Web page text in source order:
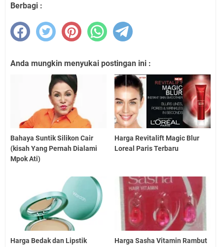
Berbagi :
Anda mungkin menyukai postingan ini :
Bahaya Suntik Silikon Cair
(kisah Yang Pernah Dialami
Mpok Ati)
Harga Revitalift Magic Blur
Loreal Paris Terbaru
Harga Bedak dan Lipstik
Harga Sasha Vitamin Rambut